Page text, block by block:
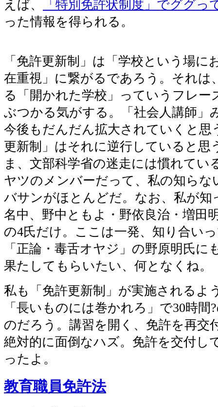
えば、
「特別免許状制度」でググっ
った情報を得られる。
「免許更新制」は「学校という場に
在重視」に繋がるであろう。それは
る「開かれた学校」っていうフレー
ぶつかる気がする。「社会人講師」
今後もだんだん拡大されていくと思
更新制」はそれに逆行していると思
ま、文部科学省の迷走には慣れてい
ヤツのメンバーだって、私の知らな
バサンがほとんどだ。なお、私が知
名中、野中ともよ・野依良治・増田
の4氏だけ。ここは一発、知り合い
「正論・毒舌オヤジ」の野原明氏に
果たしてもらいたい、何となくね。
私も「免許更新制」が実施されるよ
「長いものには巻かれろ」で30時間
のだろう。講習を開く、免許を再交
絶対的に面倒なハズ。免許を交付し
ったよ。
教育職員免許法